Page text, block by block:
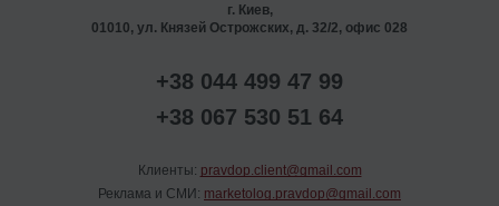
г. Киев,
01010, ул. Князей Острожских, д. 32/2, офис 028
+38 044 499 47 99
+38 067 530 51 64
Клиенты: pravdop.client@gmail.com
Реклама и СМИ: marketolog.pravdop@gmail.com